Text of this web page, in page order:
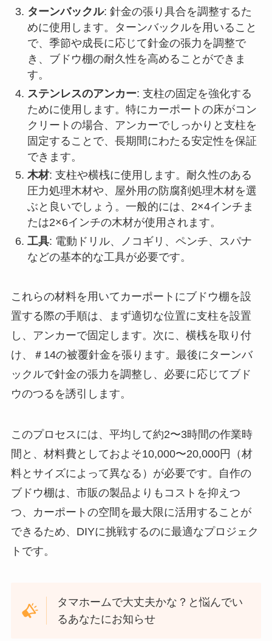
ターンバックル: 針金の張り具合を調整するた
めに使用します。ターンバックルを用いること
で、季節や成長に応じて針金の張力を調整で
き、ブドウ棚の耐久性を高めることができま
す。
ステンレスのアンカー: 支柱の固定を強化する
ために使用します。特にカーポートの床がコン
クリートの場合、アンカーでしっかりと支柱を
固定することで、長期間にわたる安定性を保証
できます。
木材: 支柱や横桟に使用します。耐久性のある
圧力処理木材や、屋外用の防腐剤処理木材を選
ぶと良いでしょう。一般的には、2×4インチま
たは2×6インチの木材が使用されます。
工具: 電動ドリル、ノコギリ、ペンチ、スパナ
などの基本的な工具が必要です。
これらの材料を用いてカーポートにブドウ棚を設
置する際の手順は、まず適切な位置に支柱を設置
し、アンカーで固定します。次に、横桟を取り付
け、＃14の被覆針金を張ります。最後にターンバ
ックルで針金の張力を調整し、必要に応じてブド
ウのつるを誘引します。
このプロセスには、平均して約2〜3時間の作業時
間と、材料費としておよそ10,000〜20,000円（材
料とサイズによって異なる）が必要です。自作の
ブドウ棚は、市販の製品よりもコストを抑えつ
つ、カーポートの空間を最大限に活用することが
できるため、DIYに挑戦するのに最適なプロジェク
トです。
タマホームで大丈夫かな？と悩んでい
るあなたにお知らせ